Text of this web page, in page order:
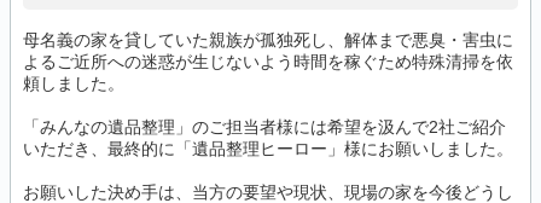
母名義の家を貸していた親族が孤独死し、解体まで悪臭・害虫に
よるご近所への迷惑が生じないよう時間を稼ぐため特殊清掃を依
頼しました。
「みんなの遺品整理」のご担当者様には希望を汲んで2社ご紹介
いただき、最終的に「遺品整理ヒーロー」様にお願いしました。
お願いした決め手は、当方の要望や現状、現場の家を今後どうし